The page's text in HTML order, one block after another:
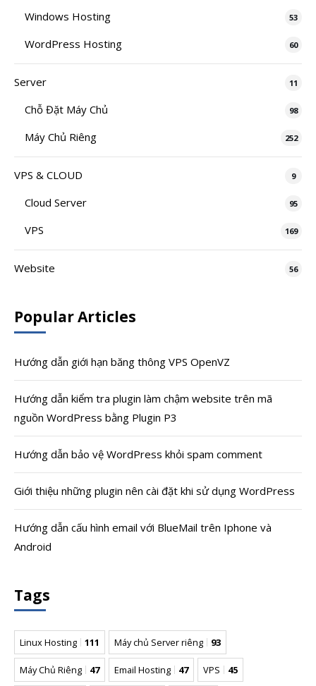
Windows Hosting 53
WordPress Hosting 60
Server 11
Chỗ Đặt Máy Chủ 98
Máy Chủ Riêng 252
VPS & CLOUD 9
Cloud Server 95
VPS 169
Website 56
Popular Articles
Hướng dẫn giới hạn băng thông VPS OpenVZ
Hướng dẫn kiểm tra plugin làm chậm website trên mã
nguồn WordPress bằng Plugin P3
Hướng dẫn bảo vệ WordPress khỏi spam comment
Giới thiệu những plugin nên cài đặt khi sử dụng WordPress
Hướng dẫn cấu hình email với BlueMail trên Iphone và
Android
Tags
Linux Hosting 111 Máy chủ Server riêng 93
Máy Chủ Riêng 47 Email Hosting 47 VPS 45